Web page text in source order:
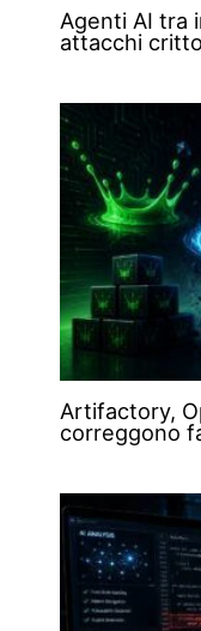
Agenti AI tra
attacchi
Artifactory,
correggono